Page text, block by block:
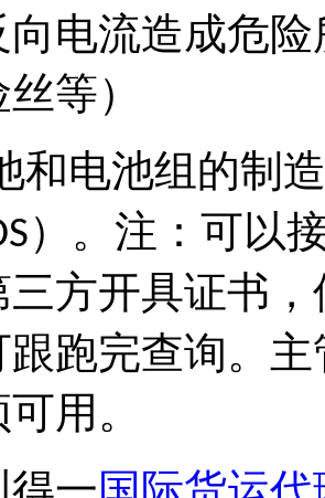
电流造成危
等）
和电池组的制
）。注：可以
方开具证书，
跑完查询。
用。